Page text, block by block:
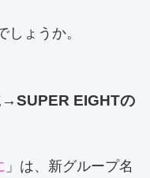
ょうか。
→SUPER EIGHTの
」は、新グループ名